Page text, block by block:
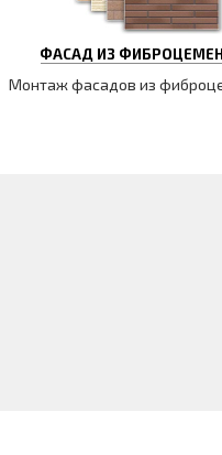
ФАСАД ИЗ
Монтаж фасадов из